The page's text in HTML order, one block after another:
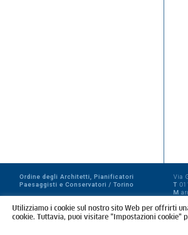
Ordine degli Architetti, Pianificatori
Paesaggisti e Conservatori / Torino
CF 80089280012
Via
T
M
Utilizziamo i cookie sul nostro sito Web per offrirti
cookie. Tuttavia, puoi visitare "Impostazioni cookie"